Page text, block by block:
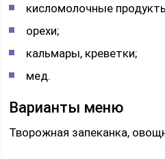
кисломолочные
орехи;
кальмары, креветки;
мед.
Варианты меню
Творожная запеканка,